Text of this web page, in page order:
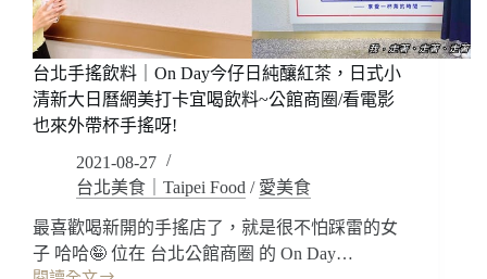
台北手搖飲料｜On Day今仔日純釀紅茶，日式小
清新大日曆網美打卡宜喝飲料~公館商圈/看電影
也來外帶杯手搖呀!
2021-08-27
台北美食｜Taipei Food / 愛美食
最喜歡喝新開的手搖店了，就是很不怕踩雷的女
子 哈哈🤪 位在 台北公館商圈 的 On Day…